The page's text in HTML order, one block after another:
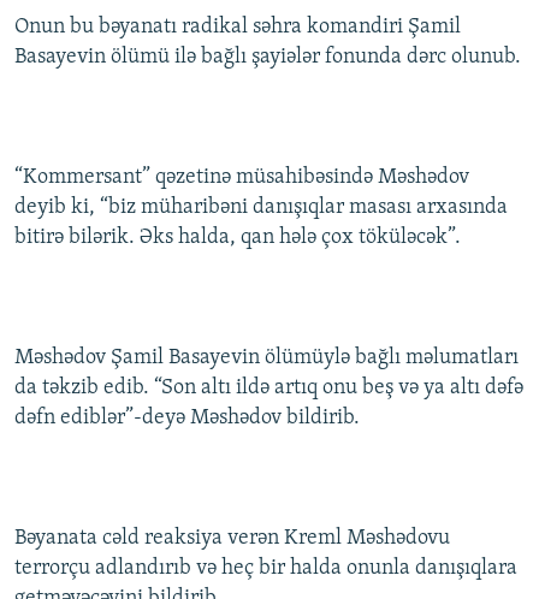
Onun bu bəyanatı radikal səhra komandiri Şamil
Basayevin ölümü ilə bağlı şayiələr fonunda dərc olunub.
“Kommersant” qəzetinə müsahibəsində Məshədov
deyib ki, “biz müharibəni danışıqlar masası arxasında
bitirə bilərik. Əks halda, qan hələ çox töküləcək”.
Məshədov Şamil Basayevin ölümüylə bağlı məlumatları
da təkzib edib. “Son altı ildə artıq onu beş və ya altı dəfə
dəfn ediblər”-deyə Məshədov bildirib.
Bəyanata cəld reaksiya verən Kreml Məshədovu
terrorçu adlandırıb və heç bir halda onunla danışıqlara